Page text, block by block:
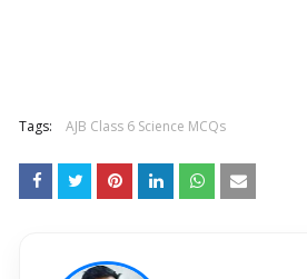
Tags: AJB Class 6 Science MCQs